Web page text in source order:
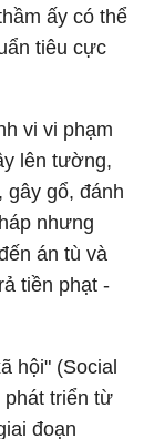
ấy có thể
tiêu cực
vi vi phạm
lên tường,
gây gổ, đánh
nhưng
án tù và
tiền phạt -
hội" (Social
phát triển từ
đoạn